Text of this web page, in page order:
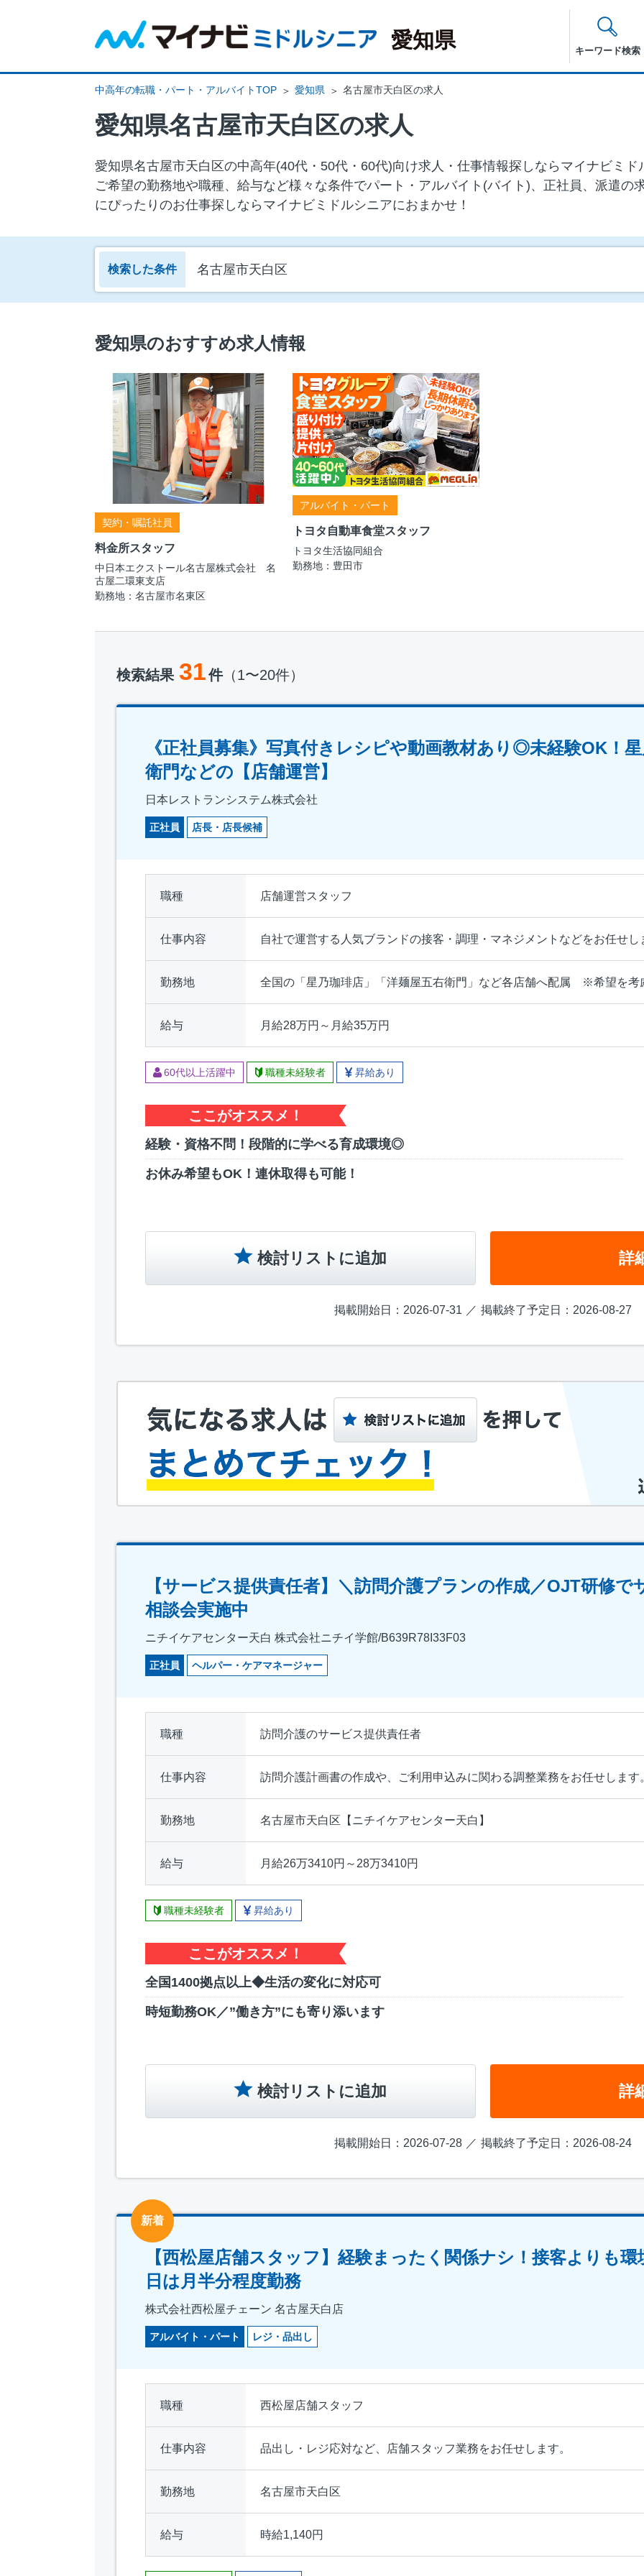
愛知県 キーワード検索
中高年の転職・パート・アルバイトTOP 愛知県 名古屋市天白区の求人
愛知県名古屋市天白区の求人
愛知県名古屋市天白区の中⾼年(40代・50代・60代)向け求⼈・仕事情報探しならマイナビミ
ご希望の勤務地や職種、給与など様々な条件でパート・アルバイト(バイト)、正社員、派遣の
にぴったりのお仕事探しならマイナビミドルシニアにおまかせ！
検索した条件 名古屋市天白区
愛知県のおすすめ求人情報
契約・嘱託社員
料金所スタッフ
中日本エクストール名古屋株式会社 名
古屋二環東支店
勤務地：名古屋市名東区
アルバイト・パート
トヨタ自動車食堂スタッフ
トヨタ生活協同組合
勤務地：豊田市
検索結果 31件（1〜20件）
《正社員募集》写真付きレシピや動画教材あり◎未経験OK！
衛門などの【店舗運営】
日本レストランシステム株式会社
正社員 店長・店長候補
職種 店舗運営スタッフ
仕事内容 自社で運営する人気ブランドの接客・調理・マネジメントなどをお任せし
勤務地 全国の「星乃珈琲店」「洋麺屋五右衛門」など各店舗へ配属 ※希望を考
給与 月給28万円～月給35万円
60代以上活躍中 職種未経験者 昇給あり
ここがオススメ！
経験・資格不問！段階的に学べる育成環境◎
お休み希望もOK！連休取得も可能！
検討リストに追加 詳
掲載開始日：2026-07-31 掲載終了予定日：2026-08-27
【サービス提供責任者】＼訪問介護プランの作成／OJT研修
相談会実施中
ニチイケアセンター天白 株式会社ニチイ学館/B639R78I33F03
正社員 ヘルパー・ケアマネージャー
職種 訪問介護のサービス提供責任者
仕事内容 訪問介護計画書の作成や、ご利用申込みに関わる調整業務をお任せします
勤務地 名古屋市天白区【ニチイケアセンター天白】
給与 月給26万3410円～28万3410円
職種未経験者 昇給あり
ここがオススメ！
全国1400拠点以上◆生活の変化に対応可
時短勤務OK／”働き方”にも寄り添います
検討リストに追加 詳
掲載開始日：2026-07-28 掲載終了予定日：2026-08-24
新着
【西松屋店舗スタッフ】経験まったく関係ナシ！接客よりも
日は月半分程度勤務
株式会社西松屋チェーン 名古屋天白店
アルバイト・パート レジ・品出し
職種 西松屋店舗スタッフ
仕事内容 品出し・レジ応対など、店舗スタッフ業務をお任せします。
勤務地 名古屋市天白区
給与 時給1,140円